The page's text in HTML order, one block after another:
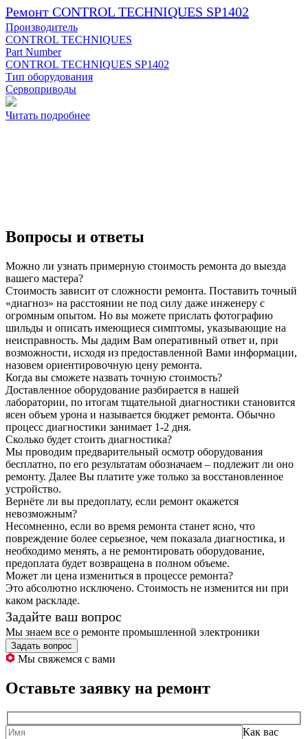
Ремонт CONTROL TECHNIQUES SP1402
Производитель
CONTROL TECHNIQUES
Part Number
CONTROL TECHNIQUES SP1402
Тип оборудования
Сервоприводы
Читать подробнее
Вопросы и ответы
Можно ли узнать примерную стоимость ремонта до выезда
вашего мастера?
Стоимость зависит от сложности ремонта. Поставить точный
«диагноз» на расстоянии не под силу даже инженеру с
огромным опытом. Но вы можете прислать фотографию
шильды и описать имеющиеся симптомы, указывающие на
неисправность. Мы дадим Вам оперативный ответ и, при
возможности, исходя из предоставленной Вами информации,
назовем ориентировочную цену ремонта.
Когда вы сможете назвать точную стоимость?
Доставленное оборудование разбирается в нашей
лаборатории, по итогам тщательной диагностики становится
ясен объем урона и называется бюджет ремонта. Обычно
процесс диагностики занимает 1-2 дня.
Сколько будет стоить диагностика?
Мы проводим предварительный осмотр оборудования
бесплатно, по его результатам обозначаем – подлежит ли оно
ремонту. Далее Вы платите уже только за восстановленное
устройство.
Вернёте ли вы предоплату, если ремонт окажется
невозможным?
Несомненно, если во время ремонта станет ясно, что
повреждение более серьезное, чем показала диагностика, и
необходимо менять, а не ремонтировать оборудование,
предоплата будет возвращена в полном объеме.
Может ли цена измениться в процессе ремонта?
Это абсолютно исключено. Стоимость не изменится ни при
каком раскладе.
Задайте ваш вопрос
Мы знаем все о ремонте промышленной электроники
Задать вопрос
Мы свяжемся с вами
Оставьте заявку на ремонт
Как вас